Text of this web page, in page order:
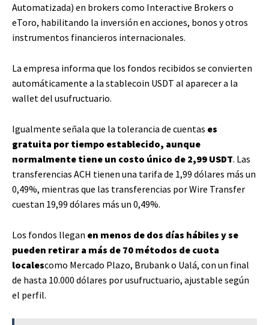
Automatizada) en brokers como Interactive Brokers o
eToro, habilitando la inversión en acciones, bonos y otros
instrumentos financieros internacionales.
La empresa informa que los fondos recibidos se convierten
automáticamente a la stablecoin USDT al aparecer a la
wallet del usufructuario.
Igualmente señala que la tolerancia de cuentas es
gratuita por tiempo establecido, aunque
normalmente tiene un costo único de 2,99 USDT. Las
transferencias ACH tienen una tarifa de 1,99 dólares más un
0,49%, mientras que las transferencias por Wire Transfer
cuestan 19,99 dólares más un 0,49%.
Los fondos llegan en menos de dos días hábiles y se
pueden retirar a más de 70 métodos de cuota
localescomo Mercado Plazo, Brubank o Ualá, con un final
de hasta 10.000 dólares por usufructuario, ajustable según
el perfil.